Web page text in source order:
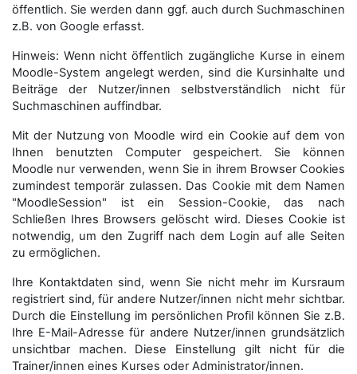
öffentlich. Sie werden dann ggf. auch durch Suchmaschinen
z.B. von Google erfasst.
Hinweis: Wenn nicht öffentlich zugängliche Kurse in einem
Moodle-System angelegt werden, sind die Kursinhalte und
Beiträge der Nutzer/innen selbstverständlich nicht für
Suchmaschi­nen auffindbar.
Mit der Nutzung von Moodle wird ein Cookie auf dem von
Ihnen benutzten Computer gespeichert. Sie können
Moodle nur verwenden, wenn Sie in ihrem Browser Cookies
zumindest temporär zulassen. Das Cookie mit dem Namen
"MoodleSession" ist ein Session-Cookie, das nach
Schließen Ihres Browsers gelöscht wird. Dieses Cookie ist
notwendig, um den Zugriff nach dem Login auf alle Seiten
zu ermöglichen.
Ihre Kontaktdaten sind, wenn Sie nicht mehr im Kursraum
registriert sind, für andere Nutzer/innen nicht mehr sichtbar.
Durch die Einstellung im persönlichen Profil können Sie z.B.
Ihre E-Mail-Adresse für andere Nutzer/innen grundsätzlich
unsichtbar machen. Diese Einstellung gilt nicht für die
Trainer/innen eines Kurses oder Administrator/innen.